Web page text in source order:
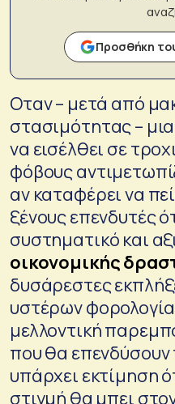
Προσθήκη
Οταν – μετά από
στασιμότητας – μια
να εισέλθει σε
φόβους
αν καταφέρει να
ξένους επενδυτές
συστηματικό και
οικονομικής
δυσάρεστες
υστέρων
μελλοντική
που θα
υπάρχει εκτίμηση
στιγμή θα μπει